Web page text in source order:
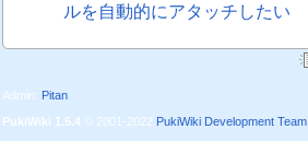
ルを自動的にアタッチしたい
Admin: Pitan
PukiWiki 1.5.4 © 2001-2022 PukiWiki Development Team